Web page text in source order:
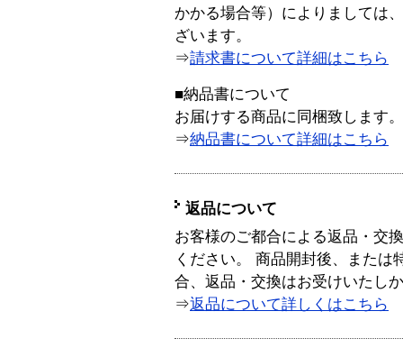
かかる場合等）によりましては
ざいます。
⇒請求書について詳細はこちら
■納品書について
お届けする商品に同梱致します。
⇒納品書について詳細はこちら
返品について
お客様のご都合による返品・交
ください。 商品開封後、または
合、返品・交換はお受けいたし
⇒返品について詳しくはこちら